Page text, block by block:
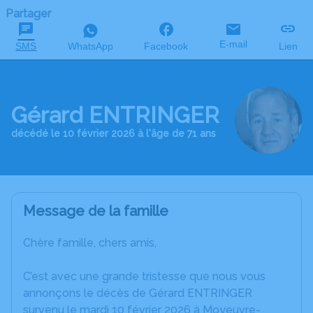
Partager
SMS WhatsApp Facebook E-mail Lien
Gérard ENTRINGER
décédé le 10 février 2026 à l'âge de 71 ans
Message de la famille
Chère famille, chers amis,
C’est avec une grande tristesse que nous vous
annonçons le décès de Gérard ENTRINGER
survenu le mardi 10 février 2026 à Moyeuvre-